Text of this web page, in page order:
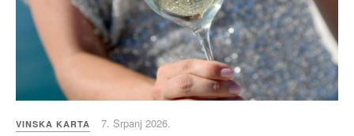
VINSKA KARTA 7. Srpanj 2026.